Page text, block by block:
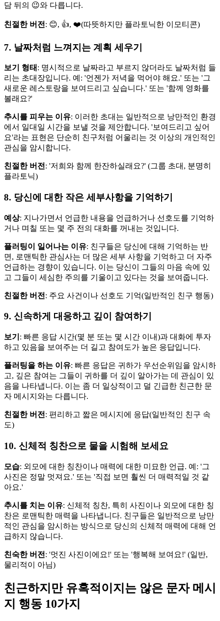
담 뒤의 😉와 다릅니다.
친절한 버전 : 😊, 👍, ❤️(따뜻하지만 플라토닉한 이모티콘)
7. 날짜처럼 느껴지는 계획 세우기
보기 형태 : 명시적으로 날짜라고 부르지 않더라도 날짜처럼 들
리는 초대장입니다. 예: '언젠가 저녁을 먹어야 해요.' 또는 '그
새로운 레스토랑을 보여드리고 싶습니다.' 또는 '함께 영화를
볼래요?'
추시를 피우는 이유: 이러한 초대는 일반적으로 낭만적인 환경
에서 일대일 시간을 보낼 것을 제안합니다. '보여드리고 싶어
요'라는 표현은 단순히 친구처럼 어울리는 것 이상의 개인적인
관심을 암시합니다.
친절한 버전 : '저희와 함께 한잔하실래요?' (그룹 초대, 분명히
플라토닉)
8. 당신에 대한 작은 세부사항을 기억하기
예상: 지나가면서 언급한 내용을 언급하거나 선호도를 기억하
거나 며칠 또는 몇 주 전의 대화를 꺼내는 것입니다.
플러팅이 일어나는 이유: 친구들은 당신에 대해 기억하는 반
면, 로맨틱한 관심사는 더 많은 세부 사항을 기억하고 더 자주
언급하는 경향이 있습니다. 이는 당신이 그들의 마음 속에 있
고 그들이 세심한 주의를 기울이고 있다는 것을 보여줍니다.
친절한 버전 : 주요 사건이나 선호도 기억(일반적인 친구 행동)
9. 신속하게 대응하고 깊이 참여하기
보기 : 빠른 응답 시간(몇 분 또는 몇 시간 이내)과 대화에 투자
하고 있음을 보여주는 더 길고 참여도가 높은 응답입니다.
플러팅을 하는 이유: 빠른 응답은 귀하가 우선순위임을 암시하
고, 깊은 참여는 그들이 귀하를 더 깊이 알아가는 데 관심이 있
음을 나타냅니다. 이는 좀 더 일상적이고 덜 긴급한 친근한 문
자 메시지와는 다릅니다.
친절한 버전 : 편리하고 짧은 메시지에 응답(일반적인 친구 속
도)
10. 신체적 칭찬으로 물을 시험해 보세요
모습: 외모에 대한 칭찬이나 매력에 대한 미묘한 언급. 예: '그
사진은 정말 멋져요.' 또는 '직접 보면 훨씬 더 매력적일 것 같
아요.'
추시를 치는 이유: 신체적 칭찬, 특히 사진이나 외모에 대한 칭
찬은 로맨틱한 매력을 나타냅니다. 친구들은 일반적으로 낭만
적인 관심을 암시하는 방식으로 당신의 신체적 매력에 대해 언
급하지 않습니다.
친숙한 버전 : '멋진 사진이에요!' 또는 '행복해 보여요!' (일반,
물리적이 아님)
친근하지만 유혹적이지는 않은 문자 메시
지 행동 10가지